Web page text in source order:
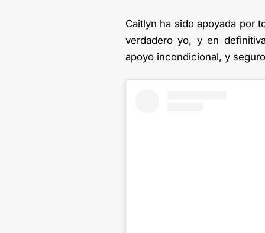
Caitlyn ha sido apoyada por
verdadero yo, y en
apoyo incondicional, y